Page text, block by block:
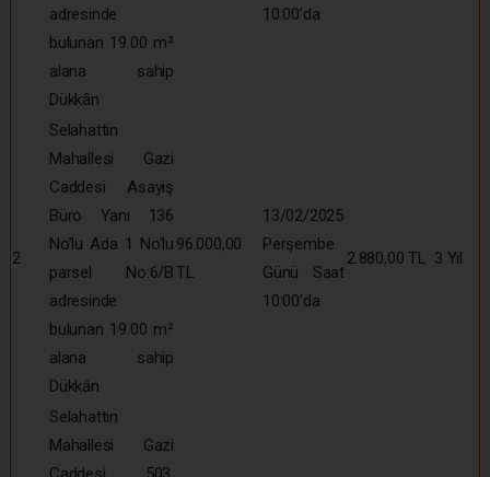
adresinde
bulunan 19.00 m²
alana sahip
Dükkân
10:00’da
2
Selahattin
Mahallesi Gazi
Caddesi Asayiş
Büro Yanı 136
No’lu Ada 1 No’lu
parsel No:6/B
adresinde
bulunan 19.00 m²
alana sahip
Dükkân
96.000,00
TL
13/02/2025
Perşembe
Günü Saat
10:00’da
2.880,00 TL 3 Yıl
Selahattin
Mahallesi Gazi